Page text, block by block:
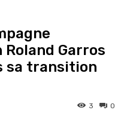
Roland Garros
sa transition
0
3